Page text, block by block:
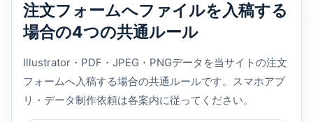
注文フォームへファイルを入稿する
場合の4つの共通ルール
Illustrator・PDF・JPEG・PNGデータを当サイトの注文
フォームへ入稿する場合の共通ルールです。スマホアプ
リ・データ制作依頼は各案内に従ってください。